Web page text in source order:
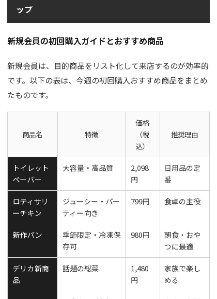
ップ
新規会員の初回購入ガイドとおすすめ商品
新規会員は、目的商品をリスト化して来店するのが効率的
です。以下の表は、今週の初回購入おすすめ商品をまとめ
たものです。
商品名 特徴
価格
（税
込）
推奨理由
トイレット
ペーパー
大容量・高品質
2,098
円
日用品の定
番
ロティサリ
ーチキン
ジューシー・パー
ティー向き
799円 食卓の主役
新作パン
季節限定・冷凍保
存可
980円
朝食・おや
つに最適
デリカ新商
品
話題の総菜
1,480
円
家族で楽し
める